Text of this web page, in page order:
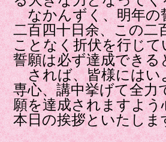
なかんずく、明年の
二百四十日余、この二
ことなく折伏を行じ
誓願は必ず達成でき
されば、皆様にはい
専心、講中挙げて全力
願を達成されますよ
本日の挨拶といたしま